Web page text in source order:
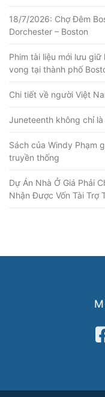
18/7/2026: Chợ Đêm
Dorchester – Boston
Phim tài liệu mới lưu
vong tại thành phố
Chi tiết về người Việt
Juneteenth không chỉ
Sách của Windy Phạm
truyền thống
Dự Án Nhà Ở Giá Phải
Nhận Được Vốn Tài Trợ